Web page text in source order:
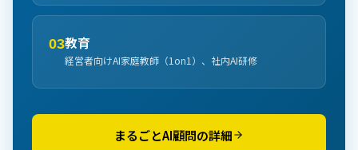
03教育
経営者向けAI家庭教師（1on1）、社内AI研修
まるごとAI顧問の詳細